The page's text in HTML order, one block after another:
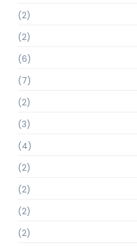
(2)
(2)
(6)
(7)
(2)
(3)
(4)
(2)
(2)
(2)
(2)